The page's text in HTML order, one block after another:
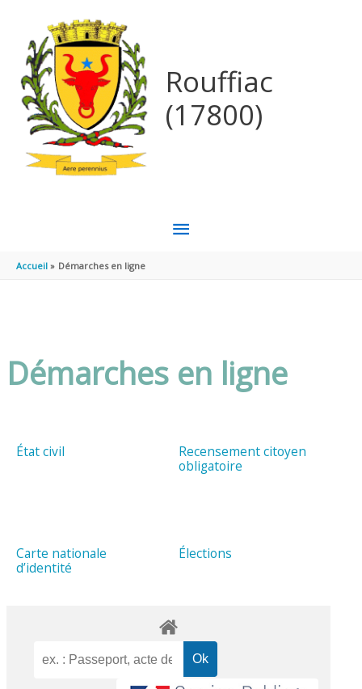
Rouffiac
(17800)
MENU
Accueil Démarches en ligne
Démarches en ligne
État civil
Recensement citoyen
obligatoire
Carte nationale
d’identité
Élections